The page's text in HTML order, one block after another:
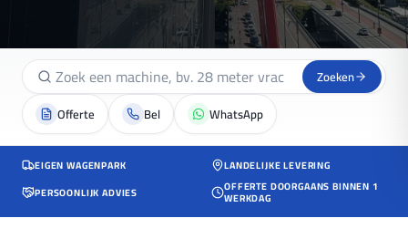
Zoeken
Offerte
Bel WhatsApp
EIGEN WAGENPARK
LANDELIJKE LEVERING
PERSOONLIJK ADVIES
OFFERTE DOORGAANS BINNEN 1
WERKDAG